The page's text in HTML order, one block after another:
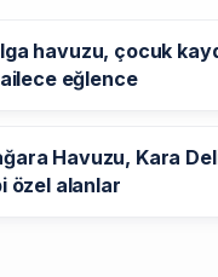
havuzu, çocuk
eğlence
Havuzu, Kara
özel alanlar